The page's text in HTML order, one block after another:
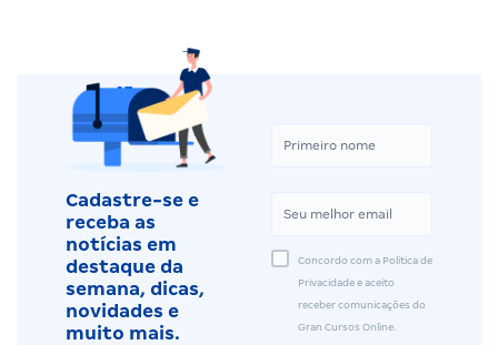
Cadastre-se e
receba as
notícias em
destaque da
semana, dicas,
novidades e
muito mais.
Concordo com a Política de
Privacidade e aceito
receber comunicações do
Gran Cursos Online.